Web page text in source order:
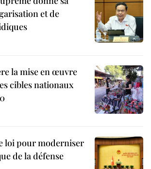
et de
la mise en œuvre
cibles nationaux
loi pour moderniser
de la défense